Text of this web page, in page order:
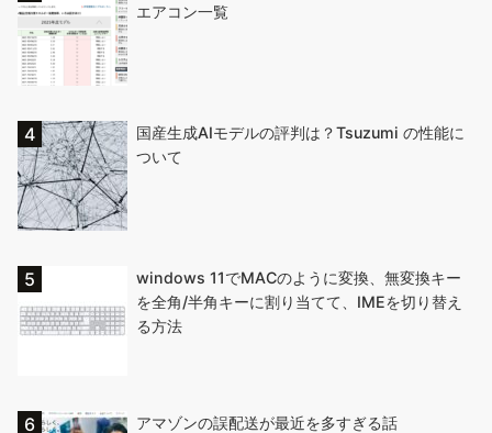
エアコン一覧
国産生成AIモデルの評判は？Tsuzumi の性能に
ついて
windows 11でMACのように変換、無変換キー
を全角/半角キーに割り当てて、IMEを切り替え
る方法
アマゾンの誤配送が最近を多すぎる話